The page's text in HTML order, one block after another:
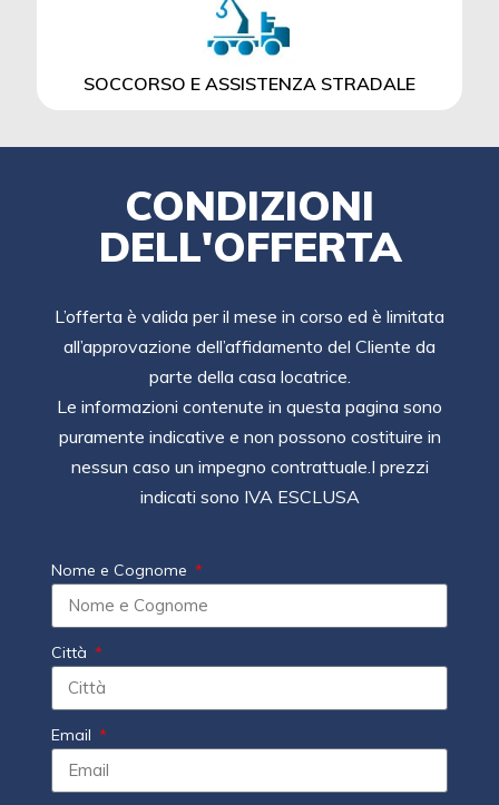
SOCCORSO E ASSISTENZA STRADALE
CONDIZIONI
DELL'OFFERTA
L’offerta è valida per il mese in corso ed è limitata
all’approvazione dell’affidamento del Cliente da
parte della casa locatrice.
Le informazioni contenute in questa pagina sono
puramente indicative e non possono costituire in
nessun caso un impegno contrattuale.I prezzi
indicati sono IVA ESCLUSA
Nome e Cognome
Città
Email